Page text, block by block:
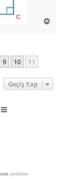
11Sayfa)
9 10 11
Geçiş Yap
üyelerine